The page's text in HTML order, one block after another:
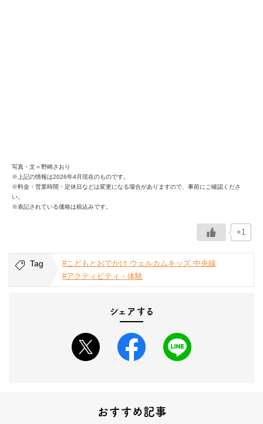
写真・文＝野崎さおり
※上記の情報は2026年4月現在のものです。
※料金・営業時間・定休日などは変更になる場合がありますので、事前にご確認くださ
い。
※表記されている価格は税込みです。
+1
Tag
#こどもとおでかけ ウェルカムキッズ 中央線
#アクティビティ・体験
シェアする
おすすめ記事